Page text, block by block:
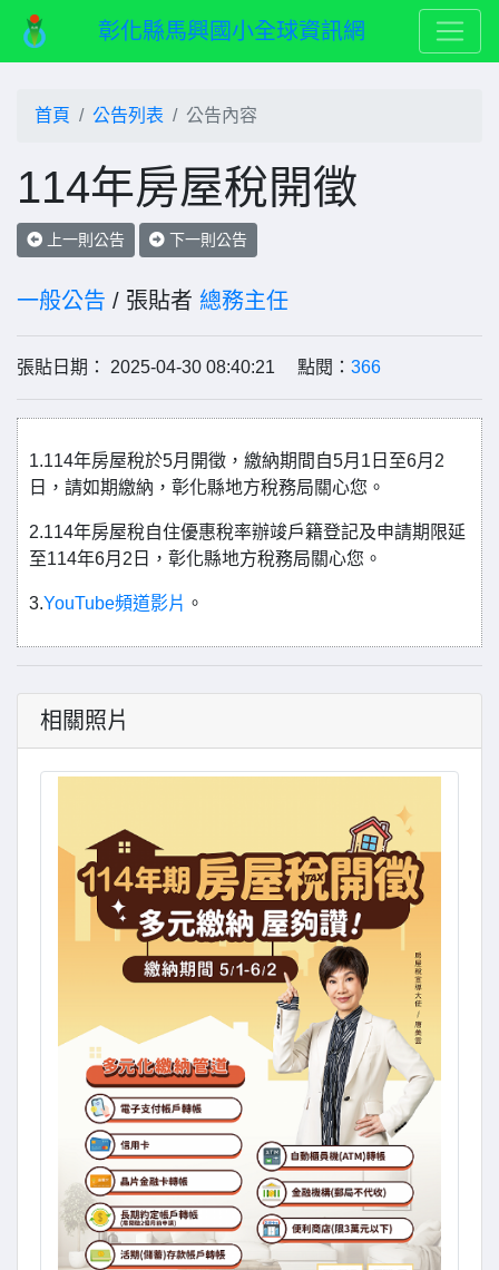
彰化縣馬興國小全球資訊網
首頁 公告列表 公告內容
114年房屋稅開徵
上一則公告 下一則公告
一般公告 / 張貼者 總務主任
張貼日期： 2025-04-30 08:40:21 點閱： 366
1.114年房屋稅於5月開徵，繳納期間自5月1日至6月2
日，請如期繳納，彰化縣地方稅務局關心您。
2.114年房屋稅自住優惠稅率辦竣戶籍登記及申請期限延
至114年6月2日，彰化縣地方稅務局關心您。
3.YouTube頻道影片 。
相關照片